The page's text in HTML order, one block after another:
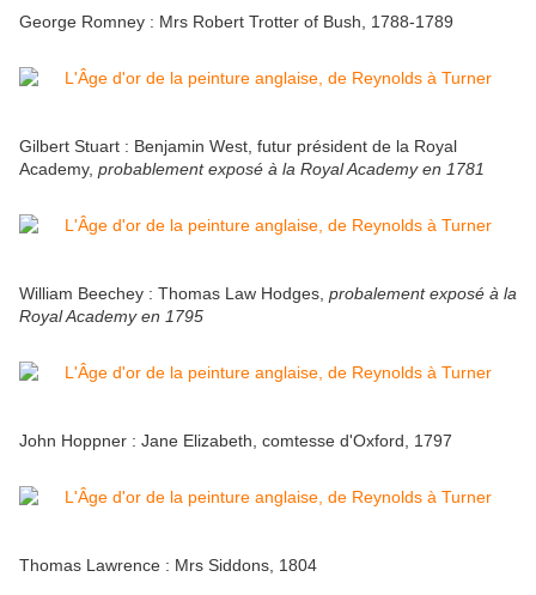
George Romney : Mrs Robert Trotter of Bush, 1788-1789
Gilbert Stuart : Benjamin West, futur président de la Royal
Academy, probablement exposé à la Royal Academy en 1781
William Beechey : Thomas Law Hodges, probalement exposé à la
Royal Academy en 1795
John Hoppner : Jane Elizabeth, comtesse d'Oxford, 1797
Thomas Lawrence : Mrs Siddons, 1804